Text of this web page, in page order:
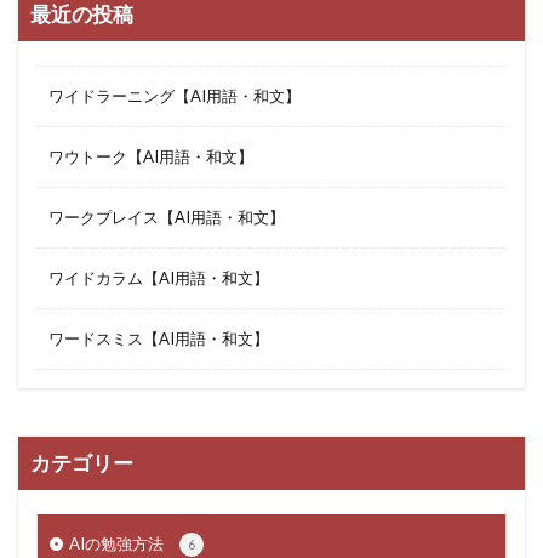
最近の投稿
ワイドラーニング【AI用語・和文】
ワウトーク【AI用語・和文】
ワークプレイス【AI用語・和文】
ワイドカラム【AI用語・和文】
ワードスミス【AI用語・和文】
カテゴリー
AIの勉強方法 6